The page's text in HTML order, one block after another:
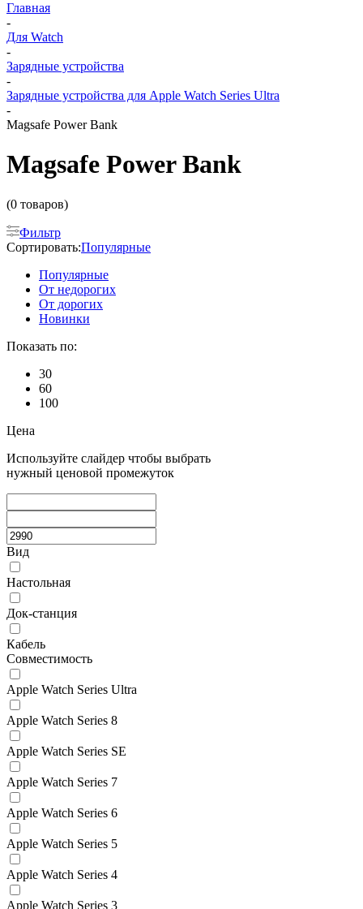
Главная
-
Для Watch
-
Зарядные устройства
-
Зарядные устройства для Apple Watch Series Ultra
-
Magsafe Power Bank
Magsafe Power Bank
(0 товаров)
Фильтр
Сортировать:Популярные
Популярные
От недорогих
От дорогих
Новинки
Показать по:
30
60
100
Цена
Используйте слайдер чтобы выбрать
нужный ценовой промежуток
Вид
Настольная
Док-станция
Кабель
Совместимость
Apple Watch Series Ultra
Apple Watch Series 8
Apple Watch Series SE
Apple Watch Series 7
Apple Watch Series 6
Apple Watch Series 5
Apple Watch Series 4
Apple Watch Series 3